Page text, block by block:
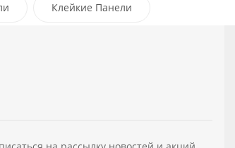
Клейкие Панели